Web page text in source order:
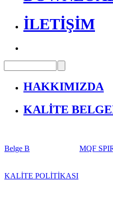
İLETİŞİM
HAKKIMIZDA
KALİTE
Belge B MQF
KALİTE POLİTİKASI